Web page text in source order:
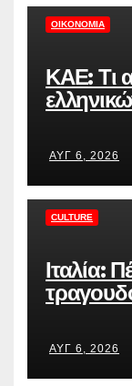
ΟΙΚΟΝΟΜΊΑ
ΚΑΕ: Τι
ΑΥΓ 6, 2026
CULTURE
Ιταλία:
του ’70
ΑΥΓ 6, 2026